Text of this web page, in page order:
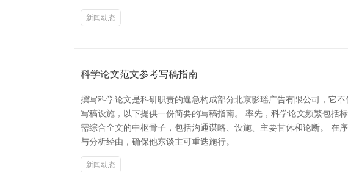
新闻动态
科学论文范文参考写稿指南
撰写科学论文是科研职责的遑急构成部分北京影瑶广告有限公司，它
写稿设施，以下提供一份简要的写稿指南。 率先，科学论文频繁包括
需综合全文的中枢骨子，包括沟通谋略、设施、主要甘休和论断。 在
与分析经由，确保他东谈主可重迭施行。
新闻动态